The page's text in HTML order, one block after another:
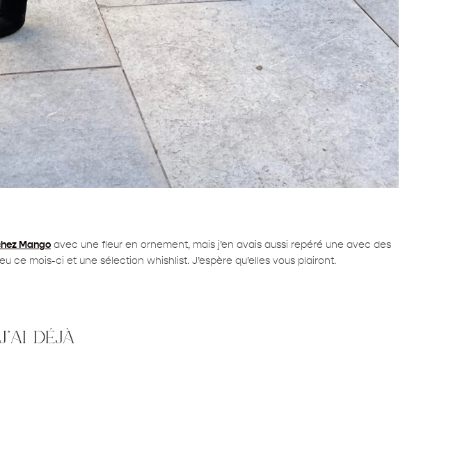
Mangoavec une fleur en ornement, mais j’en avais aussi repéré une avec des
ce mois-ci et une sélection whishlist. J’espère qu’elles vous plairont.
déjà